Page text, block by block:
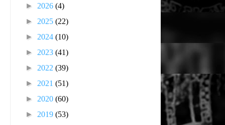
► 2026 (4)
► 2025 (22)
► 2024 (10)
► 2023 (41)
► 2022 (39)
► 2021 (51)
► 2020 (60)
► 2019 (53)